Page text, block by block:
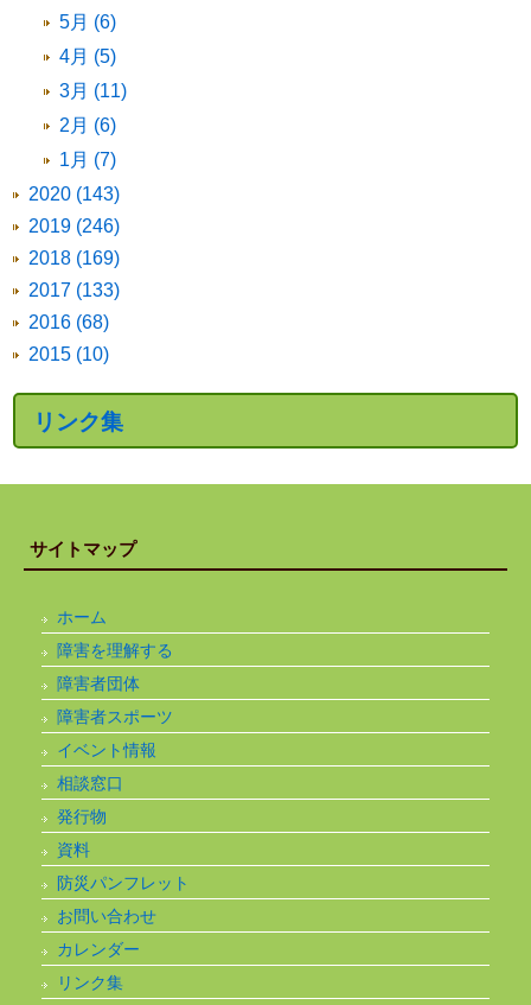
5月 (6)
4月 (5)
3月 (11)
2月 (6)
1月 (7)
2020 (143)
2019 (246)
2018 (169)
2017 (133)
2016 (68)
2015 (10)
リンク集
サイトマップ
ホーム
障害を理解する
障害者団体
障害者スポーツ
イベント情報
相談窓口
発行物
資料
防災パンフレット
お問い合わせ
カレンダー
リンク集